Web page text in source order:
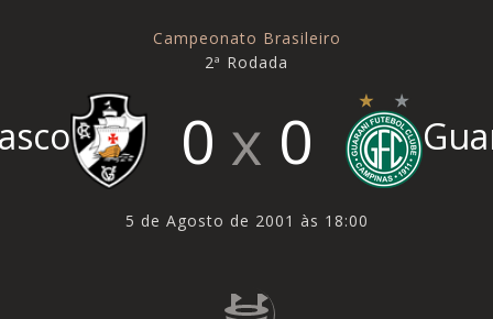
Campeonato Brasileiro
2ª Rodada
0 0
5 de Agosto de 2001 às 18:00